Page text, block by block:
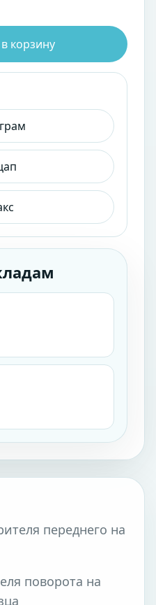
корзину
переднего на
поворота на